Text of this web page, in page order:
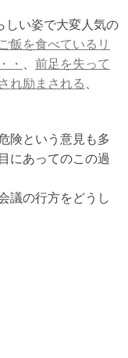
しい姿で大変人気の
ご飯を食べているリ
・
前足を失って
れ励まされる
険という意見も多
にあってのこの過
議の行方をどうし